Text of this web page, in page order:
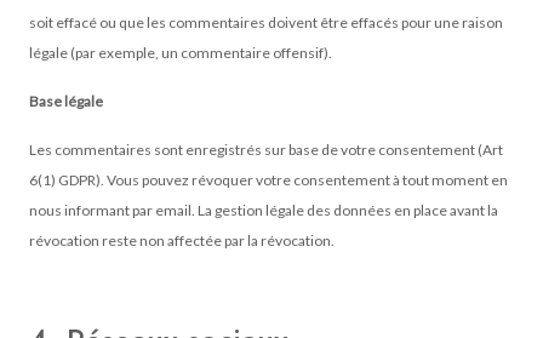
soit effacé ou que les commentaires doivent être effacés pour une raison
légale (par exemple, un commentaire offensif).
Base légale
Les commentaires sont enregistrés sur base de votre consentement (Art
6(1) GDPR). Vous pouvez révoquer votre consentement à tout moment en
nous informant par email. La gestion légale des données en place avant la
révocation reste non affectée par la révocation.